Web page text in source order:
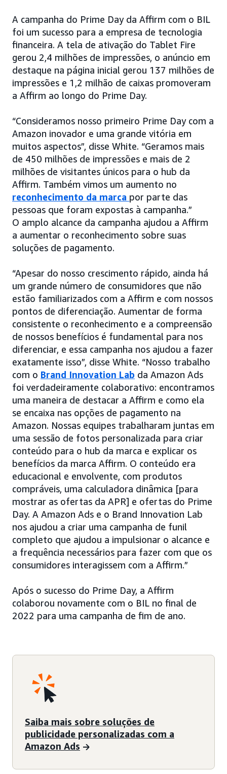
A campanha do Prime Day da Affirm com o BIL
foi um sucesso para a empresa de tecnologia
financeira. A tela de ativação do Tablet Fire
gerou 2,4 milhões de impressões, o anúncio em
destaque na página inicial gerou 137 milhões de
impressões e 1,2 milhão de caixas promoveram
a Affirm ao longo do Prime Day.
“Consideramos nosso primeiro Prime Day com a
Amazon inovador e uma grande vitória em
muitos aspectos”, disse White. “Geramos mais
de 450 milhões de impressões e mais de 2
milhões de visitantes únicos para o hub da
Affirm. Também vimos um aumento no
reconhecimento da marca por parte das
pessoas que foram expostas à campanha.”
O amplo alcance da campanha ajudou a Affirm
a aumentar o reconhecimento sobre suas
soluções de pagamento.
“Apesar do nosso crescimento rápido, ainda há
um grande número de consumidores que não
estão familiarizados com a Affirm e com nossos
pontos de diferenciação. Aumentar de forma
consistente o reconhecimento e a compreensão
de nossos benefícios é fundamental para nos
diferenciar, e essa campanha nos ajudou a fazer
exatamente isso”, disse White. “Nosso trabalho
com o Brand Innovation Lab da Amazon Ads
foi verdadeiramente colaborativo: encontramos
uma maneira de destacar a Affirm e como ela
se encaixa nas opções de pagamento na
Amazon. Nossas equipes trabalharam juntas em
uma sessão de fotos personalizada para criar
conteúdo para o hub da marca e explicar os
benefícios da marca Affirm. O conteúdo era
educacional e envolvente, com produtos
compráveis, uma calculadora dinâmica [para
mostrar as ofertas da APR] e ofertas do Prime
Day. A Amazon Ads e o Brand Innovation Lab
nos ajudou a criar uma campanha de funil
completo que ajudou a impulsionar o alcance e
a frequência necessários para fazer com que os
consumidores interagissem com a Affirm.”
Após o sucesso do Prime Day, a Affirm
colaborou novamente com o BIL no final de
2022 para uma campanha de fim de ano.
Saiba mais sobre soluções de
publicidade personalizadas com a
Amazon Ads